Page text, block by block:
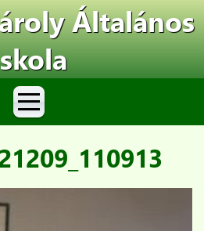
Általános